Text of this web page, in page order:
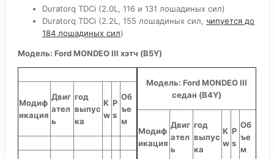
Duratorq TDCi (2.0L, 116 и 131 лошадиных сил)
Duratorq TDCi (2.2L, 155 лошадиных сил, чипуется до
184 лошадиных сил)
Модель: Ford MONDEO III хэтч (B5Y)
Модиф
икация
Двиг
ател
ь
год
выпус
ка
K
w
P
s
Об
ъе
м
Модель: Ford MONDEO III
седан (B4Y)
Модиф
икация
Двиг
ател
ь
год
выпус
ка
K
w
P
s
Об
ъе
м